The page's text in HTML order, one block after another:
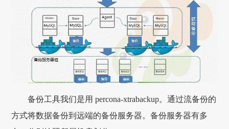
备份工具我们是用 percona-xtrabackup。通过流备份的
方式将数据备份到远端的备份服务器。备份服务器有多